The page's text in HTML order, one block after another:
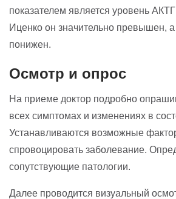
показателем является уровень
Иценко он значительно превышен,
понижен.
Осмотр и опрос
На приеме доктор подробно
всех симптомах и изменениях в
Устанавливаются возможные
спровоцировать заболевание.
сопутствующие патологии.
Далее проводится визуальный